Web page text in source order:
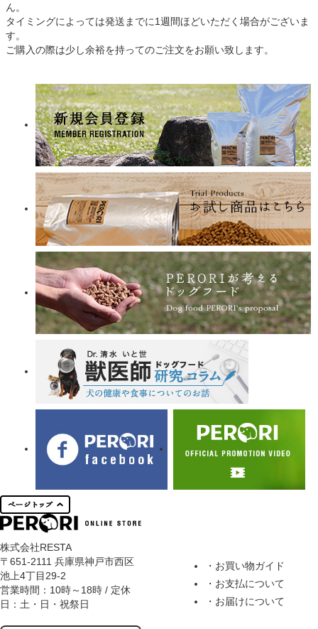
ん。
タイミングによっては発送までに1週間ほどいただく場合がございま
す。
ご購入の際は少し余裕を持ってのご注文をお願い致します。
株式会社RESTA
〒651-2111 兵庫県神戸市西区
池上4丁目29-2
営業時間：10時～18時 / 定休
日：土・日・祝祭日
・お買い物ガイド
・お支払について
・お届けについて